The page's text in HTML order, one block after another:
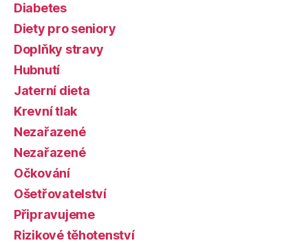
Diabetes
Diety pro seniory
Doplňky stravy
Hubnutí
Jaterní dieta
Krevní tlak
Nezařazené
Nezařazené
Očkování
Ošetřovatelství
Připravujeme
Rizikové těhotenství